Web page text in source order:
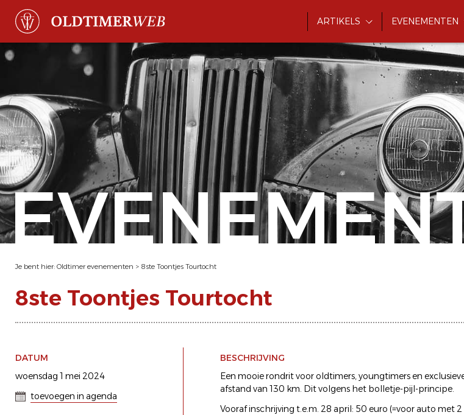
ARTIKELS EVENEMENTEN
Je bent hier: Oldtimer evenementen > 8ste Toontjes Tourtocht
8ste Toontjes Tourtocht
DATUM
woensdag 1 mei 2024
toevoegen in agenda
BESCHRIJVING
Een mooie rondrit voor oldtimers, youngtimers en
afstand van 130 km. Dit volgens het bolletje-pijl-principe.
Vooraf inschrijving t.e.m. 28 april: 50 euro (=voor auto met